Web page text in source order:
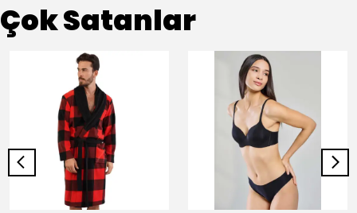
Çok Satanlar